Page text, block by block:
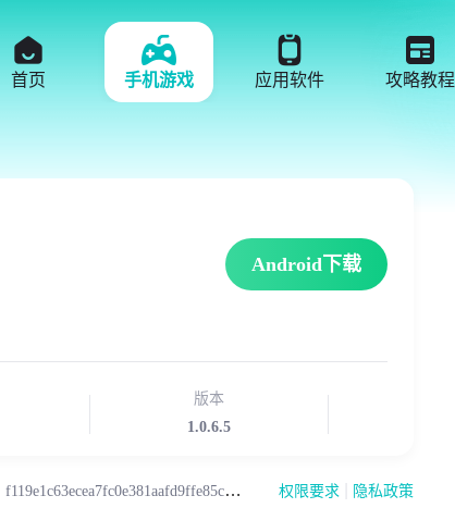
首页 手机游戏 应用软件 攻略教程
Android下载
版本
1.0.6.5
f119e1c63ecea7fc0e381aafd9ffe85c 权限要求 隐私政策